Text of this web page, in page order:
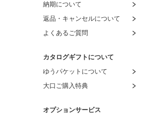
納期について
返品・キャンセルについて
よくあるご質問
カタログギフトについて
ゆうパケットについて
大口ご購入特典
オプションサービス